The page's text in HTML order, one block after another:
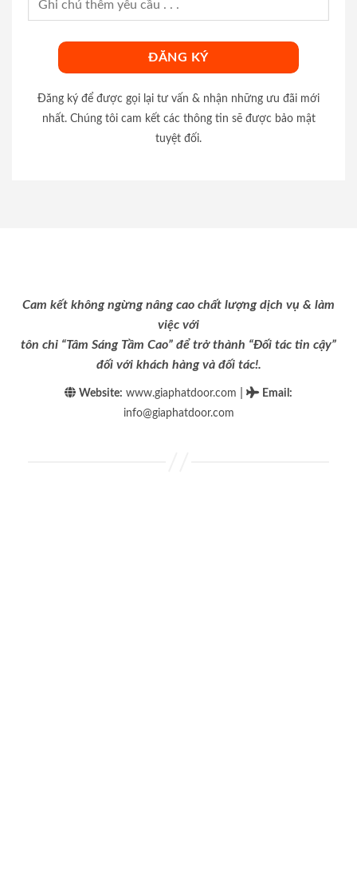
Đăng ký để được gọi lại tư vấn & nhận những ưu đãi mới
nhất. Chúng tôi cam kết các thông tin sẽ được bảo mật
tuyệt đối.
Cam kết không ngừng nâng cao chất lượng dịch vụ & làm
việc với
tôn chỉ “Tâm Sáng Tầm Cao” để trở thành “Đối tác tin cậy”
đối với khách hàng và đối tác!.
Website: www.giaphatdoor.com Email :
info@giaphatdoor.com